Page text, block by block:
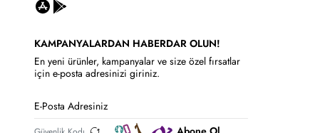
KAMPANYALARDAN HABERDAR OLUN!
En yeni ürünler, kampanyalar ve size özel fırsatlar
için e-posta adresinizi giriniz.